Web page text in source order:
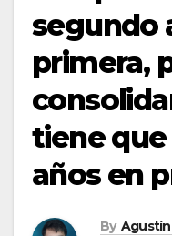
segundo
primera,
tiene
años en
By